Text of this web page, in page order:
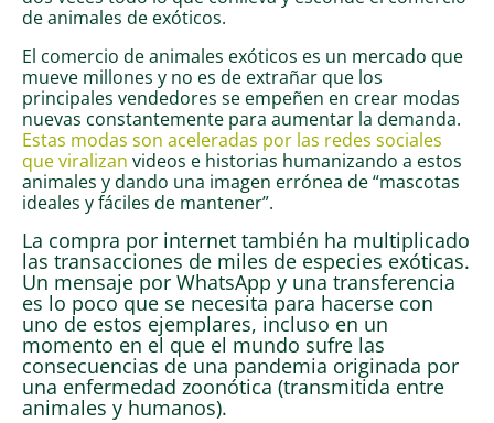
de animales de exóticos.
El comercio de animales exóticos es un mercado que
mueve millones y no es de extrañar que los
principales vendedores se empeñen en crear modas
nuevas constantemente para aumentar la demanda.
Estas modas son aceleradas por las redes sociales
que viralizan videos e historias humanizando a estos
animales y dando una imagen errónea de “mascotas
ideales y fáciles de mantener”.
La compra por internet también ha multiplicado
las transacciones de miles de especies exóticas.
Un mensaje por WhatsApp y una transferencia
es lo poco que se necesita para hacerse con
uno de estos ejemplares, incluso en un
momento en el que el mundo sufre las
consecuencias de una pandemia originada por
una enfermedad zoonótica (transmitida entre
animales y humanos).